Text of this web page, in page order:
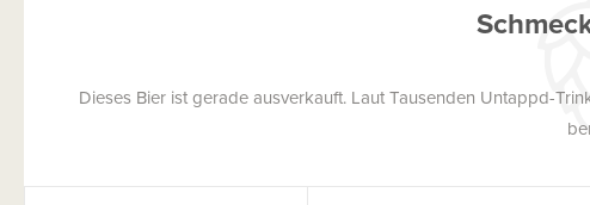
Dieses Bier ist gerade ausverkauft. Laut Tausenden Untappd-